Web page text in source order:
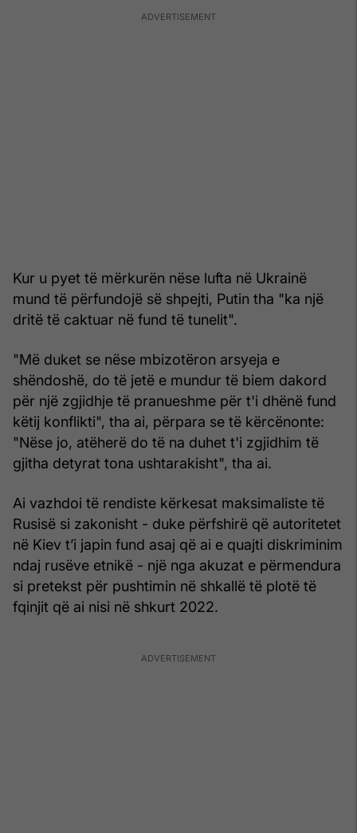
Kur u pyet të mërkurën nëse lufta në Ukrainë
mund të përfundojë së shpejti, Putin tha "ka një
dritë të caktuar në fund të tunelit".
"Më duket se nëse mbizotëron arsyeja e
shëndoshë, do të jetë e mundur të biem dakord
për një zgjidhje të pranueshme për t'i dhënë fund
këtij konflikti", tha ai, përpara se të kërcënonte:
"Nëse jo, atëherë do të na duhet t'i zgjidhim të
gjitha detyrat tona ushtarakisht", tha ai.
Ai vazhdoi të rendiste kërkesat maksimaliste të
Rusisë si zakonisht - duke përfshirë që autoritetet
në Kiev t’i japin fund asaj që ai e quajti diskriminim
ndaj rusëve etnikë - një nga akuzat e përmendura
si pretekst për pushtimin në shkallë të plotë të
fqinjit që ai nisi në shkurt 2022.